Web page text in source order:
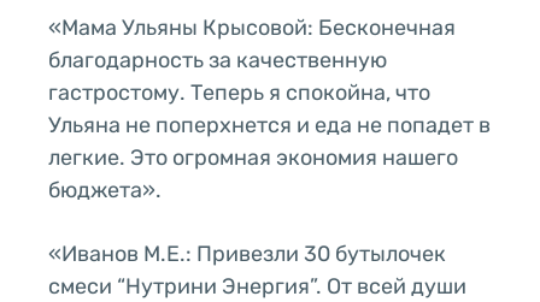
«Мама Ульяны Крысовой: Бесконечная
благодарность за качественную
гастростому. Теперь я спокойна, что
Ульяна не поперхнется и еда не попадет в
легкие. Это огромная экономия нашего
бюджета».
«Иванов М.Е.: Привезли 30 бутылочек
смеси “Нутрини Энергия”. От всей души